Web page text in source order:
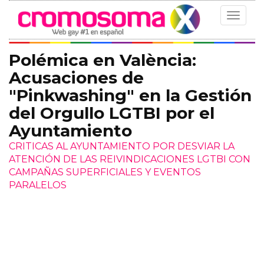
Toggle
Polémica en València:
Acusaciones de
"Pinkwashing" en la Gestión
del Orgullo LGTBI por el
Ayuntamiento
CRITICAS AL AYUNTAMIENTO POR DESVIAR LA
ATENCIÓN DE LAS REIVINDICACIONES LGTBI CON
CAMPAÑAS SUPERFICIALES Y EVENTOS
PARALELOS